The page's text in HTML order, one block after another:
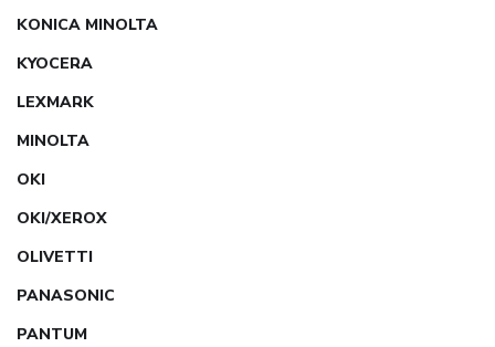
KONICA MINOLTA
KYOCERA
LEXMARK
MINOLTA
OKI
OKI/XEROX
OLIVETTI
PANASONIC
PANTUM